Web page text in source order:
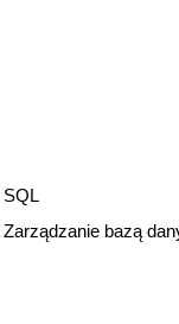
SQL
Zarządzanie bazą